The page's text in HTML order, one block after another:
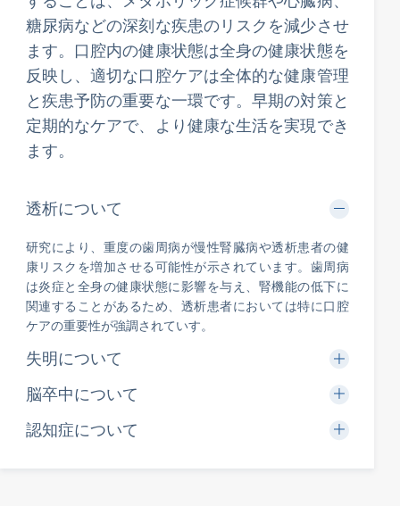
糖尿病などの深刻な疾患のリスクを減少させ
ます。口腔内の健康状態は全身の健康状態を
反映し、適切な口腔ケアは全体的な健康管理
と疾患予防の重要な一環です。早期の対策と
定期的なケアで、より健康な生活を実現でき
ます。
透析について
研究により、重度の歯周病が慢性腎臓病や透析患者の健
康リスクを増加させる可能性が示されています。歯周病
は炎症と全身の健康状態に影響を与え、腎機能の低下に
関連することがあるため、透析患者においては特に口腔
ケアの重要性が強調されていす。
失明について
脳卒中について
認知症について